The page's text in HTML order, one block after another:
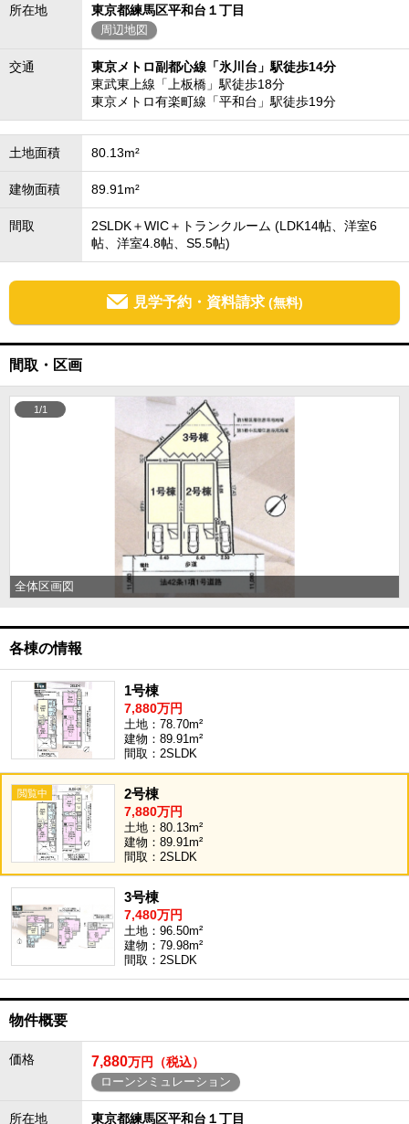
所在地 東京都練馬区平和台１丁目
周辺地図
交通
東京メトロ副都心線「氷川台」駅徒歩14分
東武東上線「上板橋」駅徒歩18分
東京メトロ有楽町線「平和台」駅徒歩19分
土地面積 80.13m²
建物面積 89.91m²
間取
2SLDK＋WIC＋トランクルーム (LDK14帖、洋室6
帖、洋室4.8帖、S5.5帖)
見学予約・資料請求 (無料)
間取・区画
全体区画図
1/1
各棟の情報
1号棟
7,880万円
土地：78.70m²
建物：89.91m²
間取：2SLDK
2号棟
7,880万円
土地：80.13m²
建物：89.91m²
間取：2SLDK
3号棟
7,480万円
土地：96.50m²
建物：79.98m²
間取：2SLDK
物件概要
価格 7,880万円（税込）
ローンシミュレーション
所在地 東京都練馬区平和台１丁目